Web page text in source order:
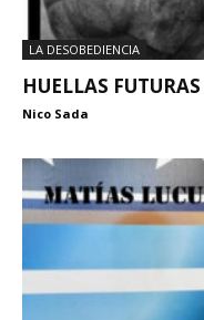
LA DESOBEDIENCIA
HUELLAS FUTURAS
Nico Sada